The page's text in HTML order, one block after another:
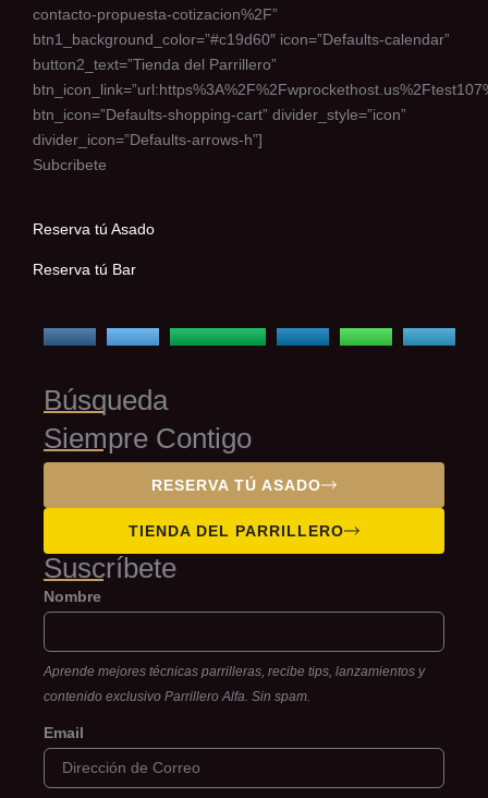
Búsqueda
Siempre Contigo
RESERVA TÚ ASADO
TIENDA DEL PARRILLERO
Suscríbete
Nombre
Aprende mejores técnicas parrilleras, recibe tips, lanzamientos y
contenido exclusivo Parrillero Alfa. Sin spam.
Email
contacto-propuesta-cotizacion%2F”
btn1_background_color=”#c19d60″ icon=”Defaults-calendar”
button2_text=”Tienda del Parrillero”
btn_icon=”Defaults-shopping-cart” divider_style=”icon”
divider_icon=”Defaults-arrows-h”]
Subcribete
Reserva tú Asado
Reserva tú Bar